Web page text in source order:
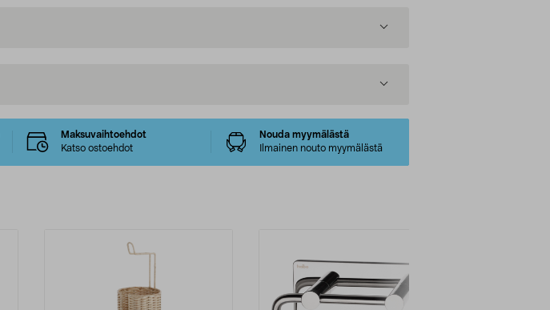
Maksuvaihtoehdot
Katso ostoehdot
Nouda myymälästä
Ilmainen nouto myymälästä